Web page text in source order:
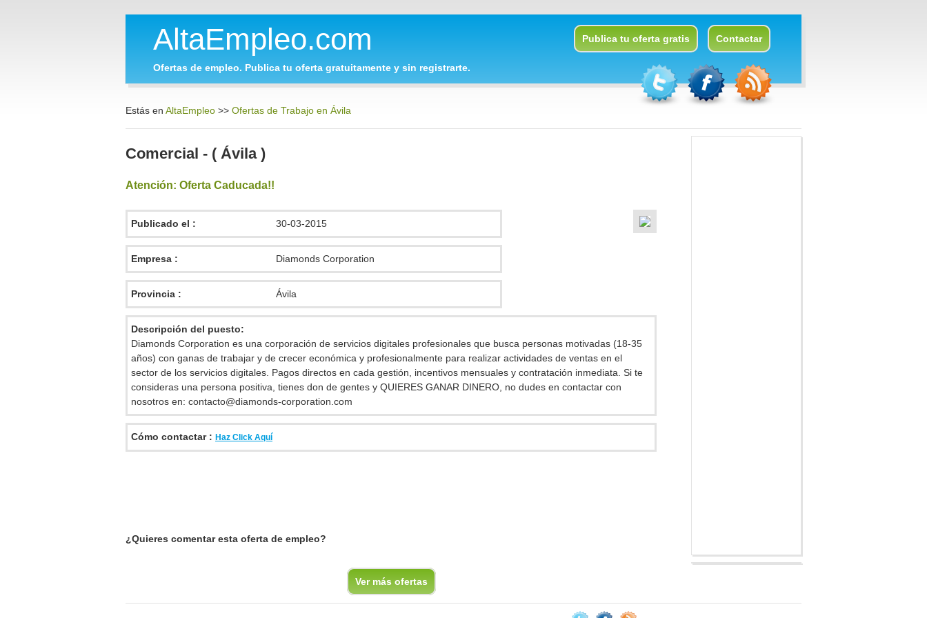
AltaEmpleo.com
Ofertas de empleo. Publica tu oferta gratuitamente y sin registrarte.
Publica tu oferta gratis Contactar
Estás en AltaEmpleo >> Ofertas de Trabajo en Ávila
Comercial - ( Ávila )
Atención: Oferta Caducada!!
Publicado el : 30-03-2015
Empresa : Diamonds Corporation
Provincia : Ávila
Descripción del puesto:
Diamonds Corporation es una corporación de servicios digitales profesionales que busca personas motivadas (18-35
años) con ganas de trabajar y de crecer económica y profesionalmente para realizar actividades de ventas en el
sector de los servicios digitales. Pagos directos en cada gestión, incentivos mensuales y contratación inmediata. Si te
consideras una persona positiva, tienes don de gentes y QUIERES GANAR DINERO, no dudes en contactar con
nosotros en: contacto@diamonds-corporation.com
Cómo contactar : Haz Click Aquí
¿Quieres comentar esta oferta de empleo?
Ver más ofertas